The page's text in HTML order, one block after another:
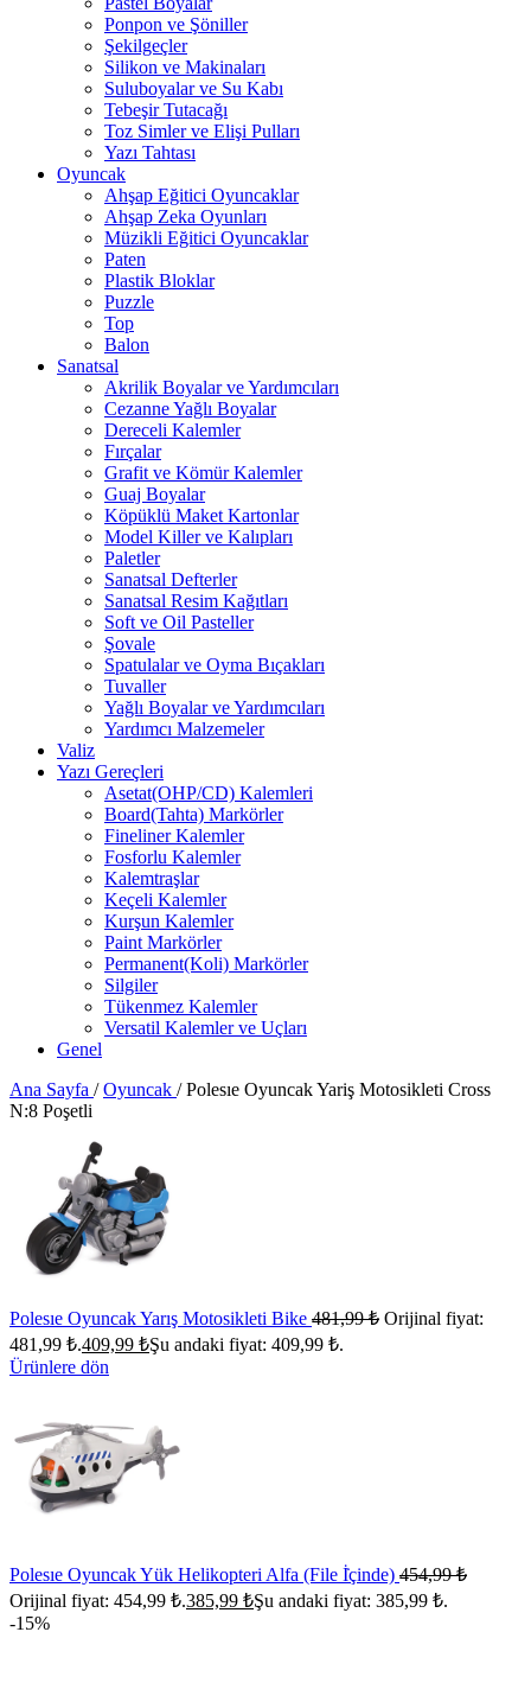
Ponpon ve Şöniller
Şekilgeçler
Silikon ve Makinaları
Suluboyalar ve Su Kabı
Tebeşir Tutacağı
Toz Simler ve Elişi Pulları
Yazı Tahtası
Oyuncak
Ahşap Eğitici Oyuncaklar
Ahşap Zeka Oyunları
Müzikli Eğitici Oyuncaklar
Paten
Plastik Bloklar
Puzzle
Top
Balon
Sanatsal
Akrilik Boyalar ve Yardımcıları
Cezanne Yağlı Boyalar
Dereceli Kalemler
Fırçalar
Grafit ve Kömür Kalemler
Guaj Boyalar
Köpüklü Maket Kartonlar
Model Killer ve Kalıpları
Paletler
Sanatsal Defterler
Sanatsal Resim Kağıtları
Soft ve Oil Pasteller
Şovale
Spatulalar ve Oyma Bıçakları
Tuvaller
Yağlı Boyalar ve Yardımcıları
Yardımcı Malzemeler
Valiz
Yazı Gereçleri
Asetat(OHP/CD) Kalemleri
Board(Tahta) Markörler
Fineliner Kalemler
Fosforlu Kalemler
Kalemtraşlar
Keçeli Kalemler
Kurşun Kalemler
Paint Markörler
Permanent(Koli) Markörler
Silgiler
Tükenmez Kalemler
Versatil Kalemler ve Uçları
Genel
Ana Sayfa / Oyuncak / Polesıe Oyuncak Yariş Motosikleti Cross
N:8 Poşetli
Polesıe Oyuncak Yarış Motosikleti Bike 481,99₺ Orijinal fiyat:
481,99 ₺.409,99 ₺Şu andaki fiyat: 409,99 ₺.
Ürünlere dön
Polesıe Oyuncak Yük Helikopteri Alfa (File İ̇çinde) 454,99₺
Orijinal fiyat: 454,99 ₺.385,99 ₺Şu andaki fiyat: 385,99 ₺.
-15%